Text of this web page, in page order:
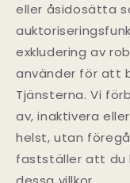
eller åsidosätta
exkludering av
använder för att
Tjänsterna. Vi
av, inaktivera
helst, utan
fastställer att du